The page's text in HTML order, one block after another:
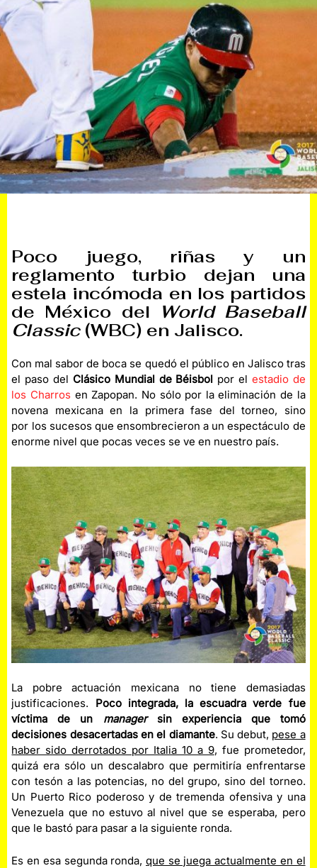
Poco juego, riñas y un
reglamento turbio dejan una
estela incómoda en los partidos
de México del World Baseball
Classic(WBC) en Jalisco.
Con mal sabor de boca se quedó el público en Jalisco tras
el paso del Clásico Mundial de Béisbol por el estadio de
los Charros en Zapopan. No sólo por la eliminación de la
novena mexicana en la primera fase del torneo, sino
por los sucesos que ensombrecieron a un espectáculo de
enorme nivel que pocas veces se ve en nuestro país.
La pobre actuación mexicana no tiene demasiadas
justificaciones. Poco integrada, la escuadra verde fue
víctima de un managersin experiencia que tomó
decisiones desacertadas en el diamante. Su debut, pese a
haber sido derrotados por Italia 10 a 9, fue prometedor,
quizá era sólo un descalabro que permitiría enfrentarse
con tesón a las potencias, no del grupo, sino del torneo.
Un Puerto Rico poderoso y de tremenda ofensiva y una
Venezuela que no estuvo al nivel que se esperaba, pero
que le bastó para pasar a la siguiente ronda.
Es en esa segunda ronda, que se juega actualmente en el